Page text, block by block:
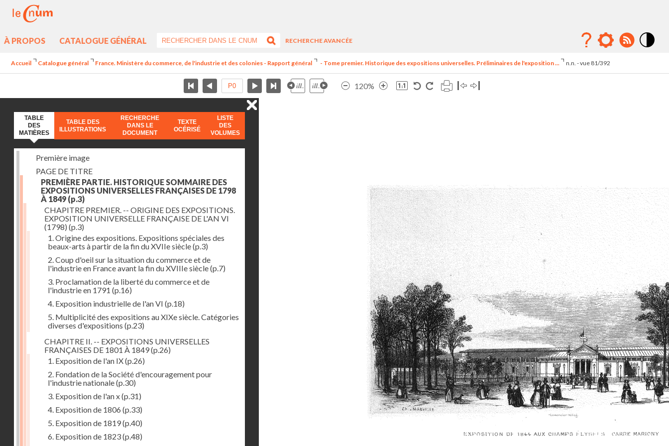
À PROPOS CATALOGUE GÉNÉRAL
RECHERCHE AVANCÉE
Accueil Catalogue général France. Ministère du commerce, de l'industrie et des colonies - Rapport général - Tome premier. Historique des expositions universelles. Préliminaires de l'exposition ... n.n. - vue 81/392
120%
TABLE
DES
MATIÈRES
TABLE DES
ILLUSTRATIONS
RECHERCHE
DANS LE
DOCUMENT
TEXTE
OCÉRISÉ
LISTE
DES
VOLUMES
Première image
PAGE DE TITRE
PREMIÈRE PARTIE. HISTORIQUE SOMMAIRE DES
EXPOSITIONS UNIVERSELLES FRANÇAISES DE 1798
À 1849 (p.3)
CHAPITRE PREMIER. -- ORIGINE DES EXPOSITIONS.
EXPOSITION UNIVERSELLE FRANÇAISE DE L'AN VI
(1798) (p.3)
1. Origine des expositions. Expositions spéciales des
beaux-arts à partir de la fin du XVIIe siècle(p.3)
2. Coup d'oeil sur la situation du commerce et de
l'industrie en France avant la fin du XVIIIe siècle(p.7)
3. Proclamation de la liberté du commerce et de
l'industrie en 1791 (p.16)
4. Exposition industrielle de l'an VI (p.18)
5. Multiplicité des expositions au XIXe siècle. Catégories
diverses d'expositions (p.23)
CHAPITRE II. -- EXPOSITIONS UNIVERSELLES
FRANÇAISES DE 1801 À 1849(p.26)
1. Exposition de l'an IX(p.26)
2. Fondation de la Société d'encouragement pour
l'industrie nationale(p.30)
3. Exposition de l'an x(p.31)
4. Exposition de 1806 (p.33)
5. Exposition de 1819(p.40)
6. Exposition de 1823(p.48)